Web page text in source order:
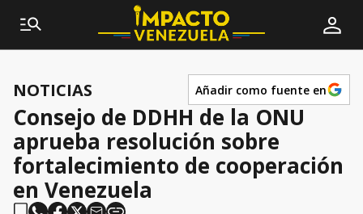
NOTICIAS Añadir como fuente en
Consejo de DDHH de la ONU
aprueba resolución sobre
fortalecimiento de cooperación
en Venezuela